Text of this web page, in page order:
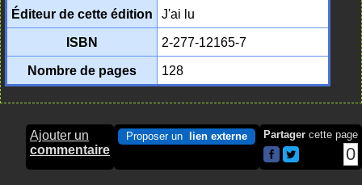
Éditeur de cette édition
J'ai lu
ISBN
2-277-12165-7
Nombre de pages
128
Ajouter un
commentaire
Proposer un lien externe Partager cette page
0